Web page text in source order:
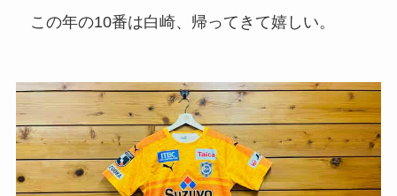
この年の10番は白崎、帰ってきて嬉しい。